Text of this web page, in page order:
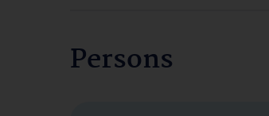
Persons